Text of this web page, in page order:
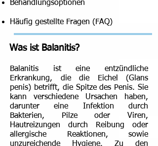
Behandlungsoptionen
Häufig gestellte Fragen (FAQ)
Balanitis ist eine entzündliche
Erkrankung, die die Eichel (Glans
penis) betrifft, die Spitze des Penis. Sie
kann verschiedene Ursachen haben,
darunter eine Infektion durch
Bakterien, Pilze oder Viren,
Hautreizungen durch Reibung oder
allergische Reaktionen, sowie
unzureichende Hygiene. Zu den
Was ist Balanitis?